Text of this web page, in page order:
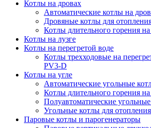
Котлы на дровах
Автоматические котлы на
Дровяные котлы для
Котлы длительного горения
Котлы на лузге
Котлы на перегретой воде
Котлы трехходовые на
PV3-D
Котлы на угле
Автоматические угольные
Котлы длительного горения на
Полуавтоматические
Угольные котлы для
Паровые котлы и парогенераторы